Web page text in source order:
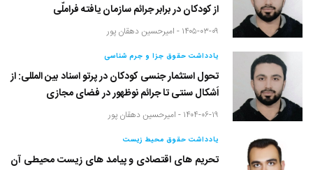
از کودکان در برابر جرائم سازمان یافته فراملّی
۱۴۰۵-۰۳-۰۹ - امیرحسین دهقان پور
یادداشت حقوق جزا و جرم شناسی
تحول استثمار جنسی کودکان در پرتو اسناد بین المللی: از
اَشکال سنتی تا جرائم نوظهور در فضای مجازی
۱۴۰۴-۰۶-۱۹ - امیرحسین دهقان پور
یادداشت حقوق محیط زیست
تحریم های اقتصادی و پیامد های زیست محیطی آن